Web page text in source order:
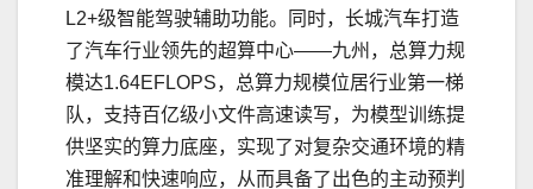
L2+级智能驾驶辅助功能。同时，长城汽车打造
了汽车行业领先的超算中⼼——九州，总算力规
模达1.64EFLOPS，总算力规模位居行业第⼀梯
队，支持百亿级小文件高速读写，为模型训练提
供坚实的算力底座，实现了对复杂交通环境的精
准理解和快速响应，从而具备了出色的主动预判